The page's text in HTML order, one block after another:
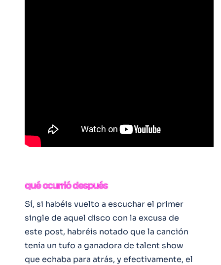
Sí, si habéis vuelto a escuchar el primer
single de aquel disco con la excusa de
este post, habréis notado que la canción
tenía un tufo a ganadora de talent show
que echaba para atrás, y efectivamente, el